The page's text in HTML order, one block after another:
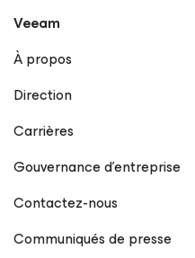
Veeam
À propos
Direction
Carrières
Gouvernance d’entreprise
Contactez-nous
Communiqués de presse